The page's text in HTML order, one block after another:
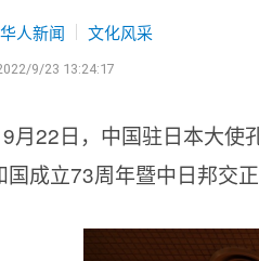
华人新闻 文化风采
9/23 13:24:17
9月22日，中国驻日本大使
国成立73周年暨中日邦交